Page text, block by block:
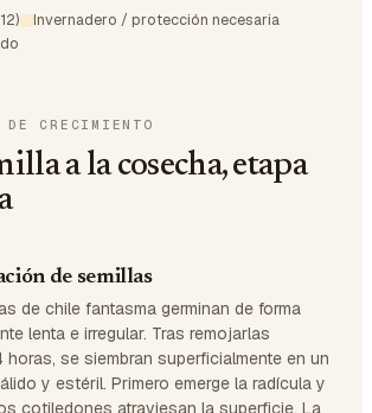
Invernadero / protección necesaria
DE CRECIMIENTO
a la cosecha, etapa
de semillas
de chile fantasma germinan de forma
lenta e irregular. Tras remojarlas
horas, se siembran superficialmente en un
y estéril. Primero emerge la radícula y
cotiledones atraviesan la superficie. La